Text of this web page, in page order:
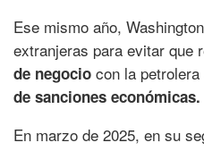
Ese mismo año,
extranjeras para evitar que
de negocio con la
de sanciones económicas.
En marzo de 2025, en su